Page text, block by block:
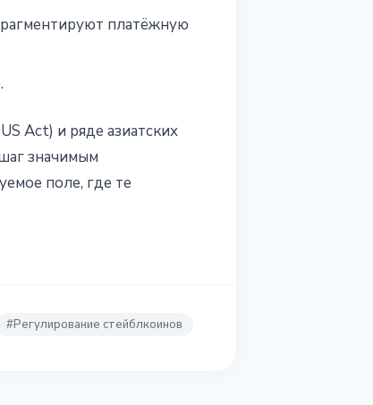
платёжную
Act) и ряде азиатских
значимым
поле, где те
#Регулирование стейблкоинов